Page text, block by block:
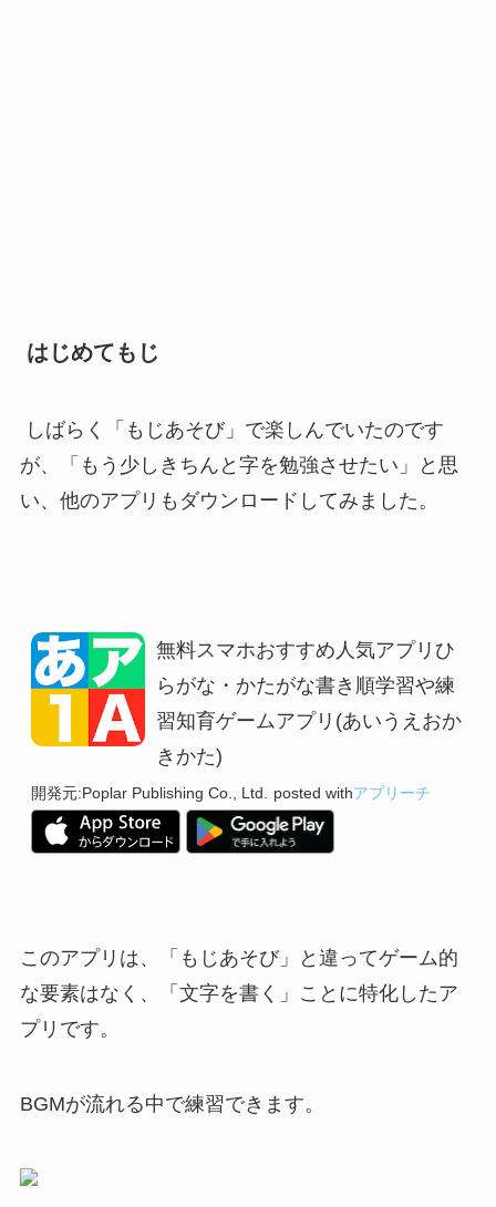
はじめてもじ
しばらく「もじあそび」で楽しんでいたのです
が、「もう少しきちんと字を勉強させたい」と思
い、他のアプリもダウンロードしてみました。
無料スマホおすすめ人気アプリひ
らがな・かたがな書き順学習や練
習知育ゲームアプリ(あいうえおか
きかた)
開発元:Poplar Publishing Co., Ltd. posted withアプリーチ
このアプリは、「もじあそび」と違ってゲーム的
な要素はなく、「文字を書く」ことに特化したア
プリです。
BGMが流れる中で練習できます。